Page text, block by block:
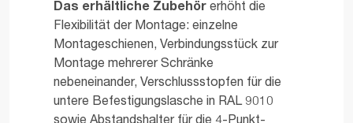
Das erhältliche Zubehör erhöht die
Flexibilität der Montage: einzelne
Montageschienen, Verbindungsstück zur
Montage mehrerer Schränke
nebeneinander, Verschlussstopfen für die
untere Befestigungslasche in RAL 9010